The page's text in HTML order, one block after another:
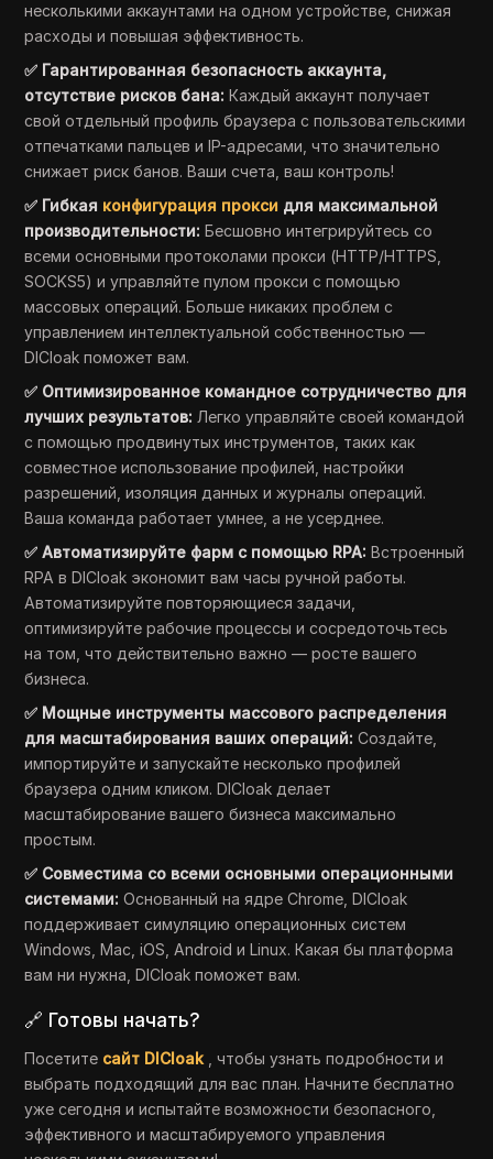
несколькими аккаунтами на одном устройстве, снижая
расходы и повышая эффективность.
✅ Гарантированная безопасность аккаунта,
отсутствие рисков бана: Каждый аккаунт получает
свой отдельный профиль браузера с пользовательскими
отпечатками пальцев и IP-адресами, что значительно
снижает риск банов. Ваши счета, ваш контроль!
✅ Гибкая конфигурация прокси для максимальной
производительности: Бесшовно интегрируйтесь со
всеми основными протоколами прокси (HTTP/HTTPS,
SOCKS5) и управляйте пулом прокси с помощью
массовых операций. Больше никаких проблем с
управлением интеллектуальной собственностью —
DICloak поможет вам.
✅ Оптимизированное командное сотрудничество для
лучших результатов: Легко управляйте своей командой
с помощью продвинутых инструментов, таких как
совместное использование профилей, настройки
разрешений, изоляция данных и журналы операций.
Ваша команда работает умнее, а не усерднее.
✅ Автоматизируйте фарм с помощью RPA: Встроенный
RPA в DICloak экономит вам часы ручной работы.
Автоматизируйте повторяющиеся задачи,
оптимизируйте рабочие процессы и сосредоточьтесь
на том, что действительно важно — росте вашего
бизнеса.
✅ Мощные инструменты массового распределения
для масштабирования ваших операций: Создайте,
импортируйте и запускайте несколько профилей
браузера одним кликом. DICloak делает
масштабирование вашего бизнеса максимально
простым.
✅ Совместима со всеми основными операционными
системами: Основанный на ядре Chrome, DICloak
поддерживает симуляцию операционных систем
Windows, Mac, iOS, Android и Linux. Какая бы платформа
вам ни нужна, DICloak поможет вам.
🔗 Готовы начать?
Посетите сайт DICloak , чтобы узнать подробности и
выбрать подходящий для вас план. Начните бесплатно
уже сегодня и испытайте возможности безопасного,
эффективного и масштабируемого управления